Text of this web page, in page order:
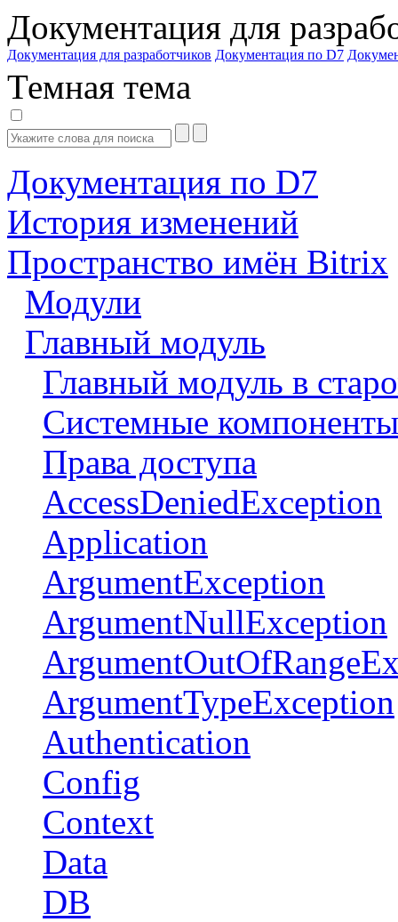
Документация для
Документация для разработчиков Документация по D7
Темная тема
Документация по D7
История изменений
Пространство имён Bitrix
Модули
Главный модуль
Главный модуль в
Системные компоненты
Права доступа
AccessDeniedException
Application
ArgumentException
ArgumentNullException
ArgumentTypeException
Authentication
Config
Context
Data
DB